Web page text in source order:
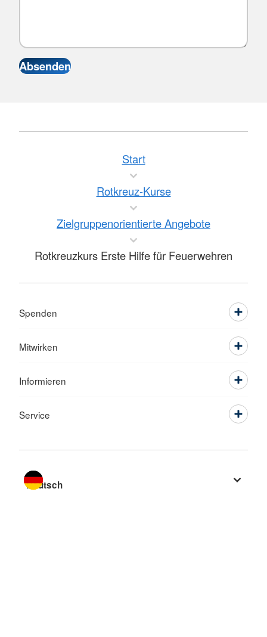
Start
Rotkreuz-Kurse
Zielgruppenorientierte Angebote
Rotkreuzkurs Erste Hilfe für Feuerwehren
Spenden
Mitwirken
Informieren
Service
Sprache wechseln zu